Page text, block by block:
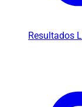
Resultados